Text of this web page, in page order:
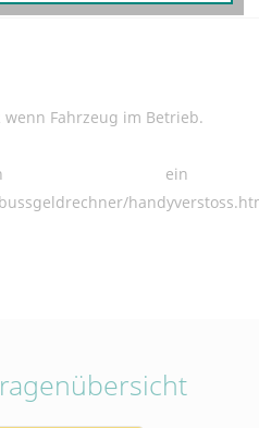
der Verknüpfung zu Social-Media-
mit dem Sie sich Standorte
wenn Fahrzeug im Betrieb.
ein